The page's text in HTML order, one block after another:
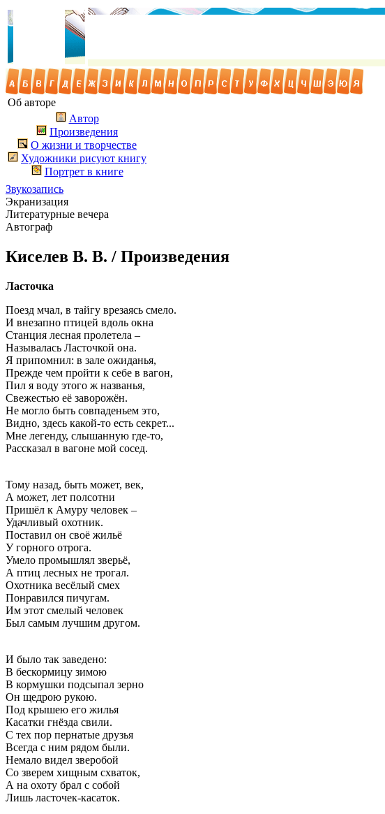
Об авторе
Автор
Произведения
О жизни и творчестве
Художники рисуют книгу
Портрет в книге
Звукозапись
Экранизация
Литературные вечера
Автограф
Киселев В. В. / Произведения
Ласточка
Поезд мчал, в тайгу врезаясь смело.
И внезапно птицей вдоль окна
Станция лесная пролетела –
Называлась Ласточкой она.
Я припомнил: в зале ожиданья,
Прежде чем пройти к себе в вагон,
Пил я воду этого ж названья,
Свежестью её заворожён.
Не могло быть совпаденьем это,
Видно, здесь какой-то есть секрет...
Мне легенду, слышанную где-то,
Рассказал в вагоне мой сосед.
Тому назад, быть может, век,
А может, лет полсотни
Пришёл к Амуру человек –
Удачливый охотник.
Поставил он своё жильё
У горного отрога.
Умело промышлял зверьё,
А птиц лесных не трогал.
Охотника весёлый смех
Понравился пичугам.
Им этот смелый человек
Был самым лучшим другом.
И было так заведено:
В бескормицу зимою
В кормушки подсыпал зерно
Он щедрою рукою.
Под крышею его жилья
Касатки гнёзда свили.
С тех пор пернатые друзья
Всегда с ним рядом были.
Немало видел зверобой
Со зверем хищным схваток,
А на охоту брал с собой
Лишь ласточек-касаток.